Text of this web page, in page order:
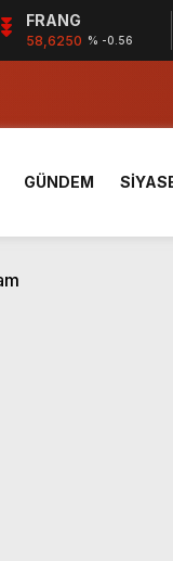
FRANG
58,6250 % -0.56
Karate
Karate
GÜNDEM